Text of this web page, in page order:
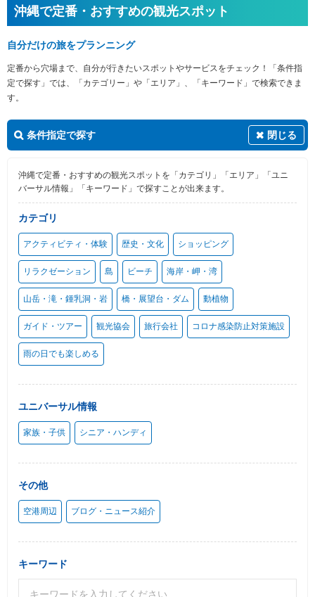
沖縄で定番・おすすめの観光スポット
自分だけの旅をプランニング
定番から穴場まで、自分が行きたいスポットやサービスをチェック！「条件指
定で探す」では、「カテゴリー」や「エリア」、「キーワード」で検索できま
す。
条件指定で探す 閉じる
沖縄で定番・おすすめの観光スポットを「カテゴリ」「エリア」「ユニ
バーサル情報」「キーワード」で探すことが出来ます。
カテゴリ
アクティビティ・体験 歴史・文化 ショッピング
リラクゼーション 島 ビーチ 海岸・岬・湾
山岳・滝・鍾乳洞・岩 橋・展望台・ダム 動植物
ガイド・ツアー 観光協会 旅行会社 コロナ感染防止対策施設
雨の日でも楽しめる
ユニバーサル情報
家族・子供 シニア・ハンディ
その他
空港周辺 ブログ・ニュース紹介
キーワード